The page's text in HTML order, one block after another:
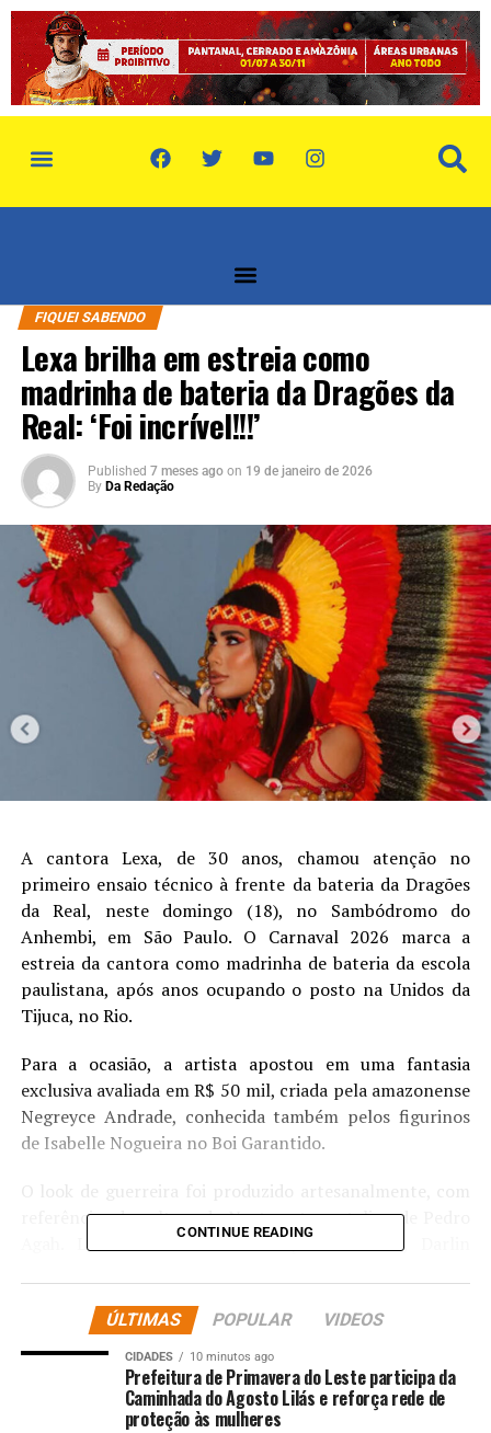
FIQUEI SABENDO
Lexa brilha em estreia como
madrinha de bateria da Dragões da
Real: ‘Foi incrível!!!’
Published 7 meses ago on 19 de janeiro de 2026
By Da Redação
A cantora Lexa, de 30 anos, chamou atenção no
primeiro ensaio técnico à frente da bateria da Dragões
da Real, neste domingo (18), no Sambódromo do
Anhembi, em São Paulo. O Carnaval 2026 marca a
estreia da cantora como madrinha de bateria da escola
paulistana, após anos ocupando o posto na Unidos da
Tijuca, no Rio.
Para a ocasião, a artista apostou em uma fantasia
exclusiva avaliada em R$ 50 mil, criada pela amazonense
Negreyce Andrade, conhecida também pelos figurinos
de Isabelle Nogueira no Boi Garantido.
O look de guerreira foi produzido artesanalmente, com
referências da cultura do Norte, e teve styling de Pedro
Agah. Lexa ainda recebeu o apoio da mãe, Darlin
Carnaval.
CONTINUE READING
ÚLTIMAS POPULAR VIDEOS
CIDADES 10 minutos ago
Prefeitura de Primavera do Leste participa da
Caminhada do Agosto Lilás e reforça rede de
proteção às mulheres